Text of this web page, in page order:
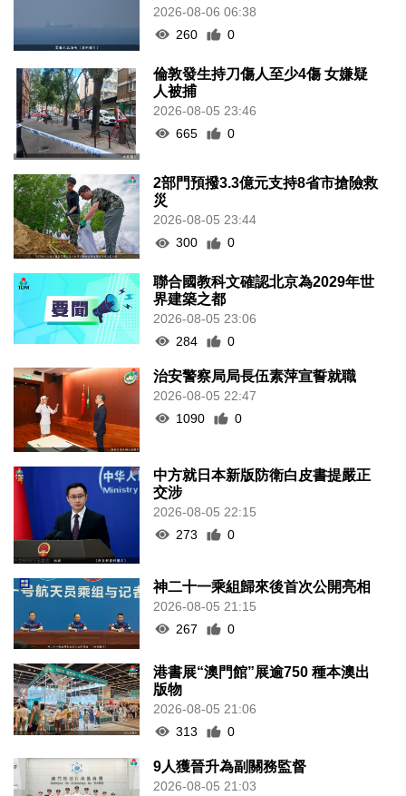
2026-08-06 06:38
260
0
倫敦發生持刀傷人至少4傷 女嫌疑
人被捕
2026-08-05 23:46
665
0
2部門預撥3.3億元支持8省市搶險救
災
2026-08-05 23:44
300
0
聯合國教科文確認北京為2029年世
界建築之都
2026-08-05 23:06
284
0
治安警察局局長伍素萍宣誓就職
2026-08-05 22:47
1090
0
中方就日本新版防衛白皮書提嚴正
交涉
2026-08-05 22:15
273
0
神二十一乘組歸來後首次公開亮相
2026-08-05 21:15
267
0
港書展“澳門館”展逾750 種本澳出
版物
2026-08-05 21:06
313
0
9人獲晉升為副關務監督
2026-08-05 21:03